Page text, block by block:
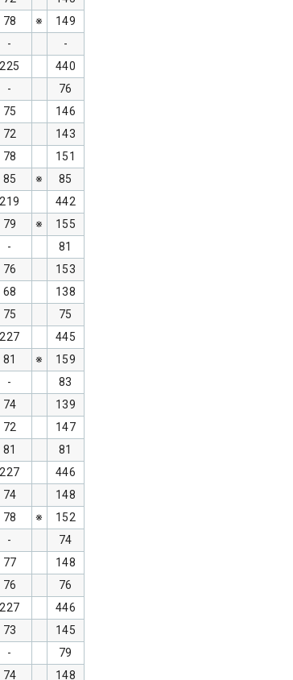
78 ※
149
-
-
225
440
-
76
75
146
72
143
78
151
85 ※
85
219
442
79 ※
155
-
81
76
153
68
138
75
75
227
445
81 ※
159
-
83
74
139
72
147
81
81
227
446
74
148
78 ※
152
-
74
77
148
76
76
227
446
73
145
-
79
74
148